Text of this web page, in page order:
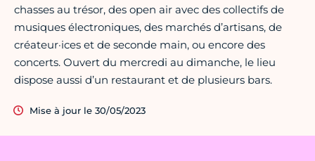
chasses au trésor, des open air avec des collectifs de
musiques électroniques, des marchés d’artisans, de
créateur·ices et de seconde main, ou encore des
concerts. Ouvert du mercredi au dimanche, le lieu
dispose aussi d’un restaurant et de plusieurs bars.
Mise à jour le 30/05/2023